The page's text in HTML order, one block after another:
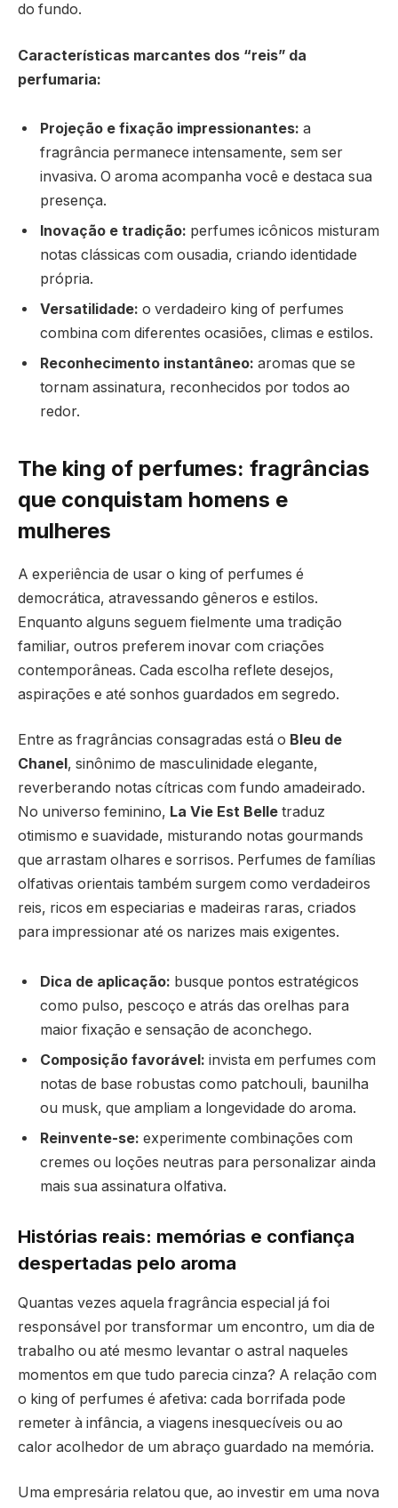
do fundo.
Características marcantes dos “reis” da
perfumaria:
Projeção e fixação impressionantes: a
fragrância permanece intensamente, sem ser
invasiva. O aroma acompanha você e destaca sua
presença.
Inovação e tradição: perfumes icônicos misturam
notas clássicas com ousadia, criando identidade
própria.
Versatilidade: o verdadeiro king of perfumes
combina com diferentes ocasiões, climas e estilos.
Reconhecimento instantâneo: aromas que se
tornam assinatura, reconhecidos por todos ao
redor.
The king of perfumes: fragrâncias
que conquistam homens e
mulheres
A experiência de usar o king of perfumes é
democrática, atravessando gêneros e estilos.
Enquanto alguns seguem fielmente uma tradição
familiar, outros preferem inovar com criações
contemporâneas. Cada escolha reflete desejos,
aspirações e até sonhos guardados em segredo.
Entre as fragrâncias consagradas está o Bleu de
Chanel, sinônimo de masculinidade elegante,
reverberando notas cítricas com fundo amadeirado.
No universo feminino, La Vie Est Belle traduz
otimismo e suavidade, misturando notas gourmands
que arrastam olhares e sorrisos. Perfumes de famílias
olfativas orientais também surgem como verdadeiros
reis, ricos em especiarias e madeiras raras, criados
para impressionar até os narizes mais exigentes.
Dica de aplicação: busque pontos estratégicos
como pulso, pescoço e atrás das orelhas para
maior fixação e sensação de aconchego.
Composição favorável: invista em perfumes com
notas de base robustas como patchouli, baunilha
ou musk, que ampliam a longevidade do aroma.
Reinvente-se: experimente combinações com
cremes ou loções neutras para personalizar ainda
mais sua assinatura olfativa.
Histórias reais: memórias e confiança
despertadas pelo aroma
Quantas vezes aquela fragrância especial já foi
responsável por transformar um encontro, um dia de
trabalho ou até mesmo levantar o astral naqueles
momentos em que tudo parecia cinza? A relação com
o king of perfumes é afetiva: cada borrifada pode
remeter à infância, a viagens inesquecíveis ou ao
calor acolhedor de um abraço guardado na memória.
Uma empresária relatou que, ao investir em uma nova